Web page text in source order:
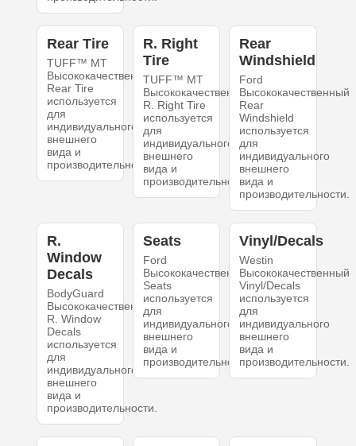
Rear Tire
TUFF™ MT
Высококачественный
Rear Tire
используется
для
индивидуального
внешнего
вида и
производительности.
R. Right
Tire
TUFF™ MT
Высококачественный
R. Right Tire
используется
для
индивидуального
внешнего
вида и
производительности.
Rear
Windshield
Ford
Высококачественный
Rear
Windshield
используется
для
индивидуального
внешнего
вида и
производительности.
R.
Window
Decals
BodyGuard
Высококачественный
R. Window
Decals
используется
для
индивидуального
внешнего
вида и
производительности.
Seats
Ford
Высококачественный
Seats
используется
для
индивидуального
внешнего
вида и
производительности.
Vinyl/Decals
Westin
Высококачественный
Vinyl/Decals
используется
для
индивидуального
внешнего
вида и
производительности.